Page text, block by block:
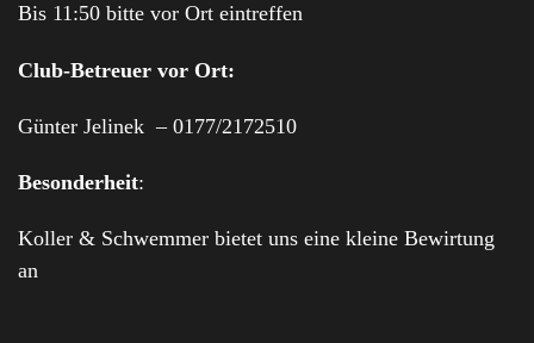
Bis 11:50 bitte vor Ort eintreffen
Club-Betreuer vor Ort:
Günter Jelinek – 0177/2172510
Besonderheit:
Koller & Schwemmer bietet uns eine kleine Bewirtung
an